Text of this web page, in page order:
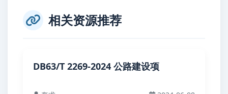
相关资源推荐
DB63/T 2269-2024 公路建设项